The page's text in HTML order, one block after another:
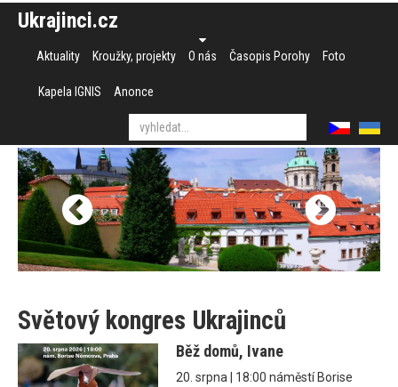
Ukrajinci.cz
Aktuality Kroužky, projekty O nás Časopis Porohy Foto
Kapela IGNIS Anonce
Světový kongres Ukrajinců
Běž domů, Ivane
20. srpna | 18:00 náměstí Borise